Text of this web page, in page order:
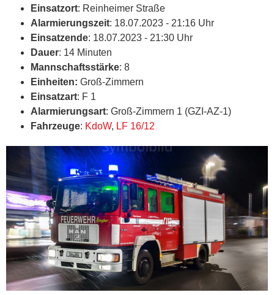
Einsatzort: Reinheimer Straße
Alarmierungszeit: 18.07.2023 - 21:16 Uhr
Einsatzende: 18.07.2023 - 21:30 Uhr
Dauer: 14 Minuten
Mannschaftsstärke: 8
Einheiten: Groß-Zimmern
Einsatzart: F 1
Alarmierungsart: Groß-Zimmern 1 (GZI-AZ-1)
Fahrzeuge: KdoW, LF 16/12